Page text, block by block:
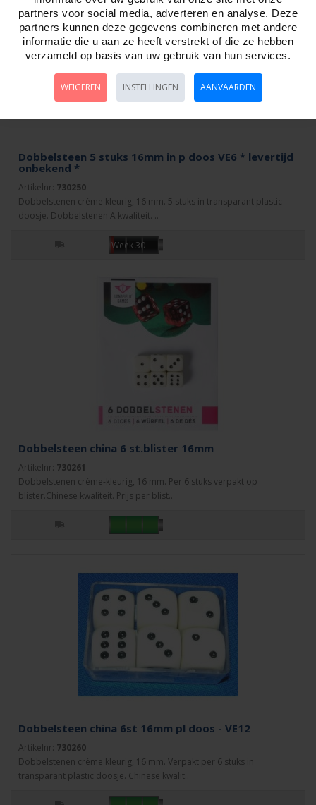
Dobbelsteen 5 stuks 16mm in p doos VE6 * levertijd
onbekend *
Artikelnr: 730250
Dobbelstenen créme kleurig, 16 mm. 5 stuks in transparant plastic
doosje. Dobbelstenen A kwaliteit. ..
Week 30
Dobbelsteen china 6 st.blister 16mm
Artikelnr: 730261
Dobbelstenen créme-kleurig, 16 mm. Per 6 stuks verpakt op
blister.Chinese kwaliteit. Prijs per blist..
Dobbelsteen china 6st 16mm pl doos - VE12
Artikelnr: 730260
Dobbelstenen créme kleurig, 16 mm. Verpakt per 6 stuks in
transparant plastic doosje. Chinese kwalit..
partners voor social media, adverteren en analyse. Deze
partners kunnen deze gegevens combineren met andere
informatie die u aan ze heeft verstrekt of die ze hebben
verzameld op basis van uw gebruik van hun services.
WEIGEREN INSTELLINGEN AANVAARDEN